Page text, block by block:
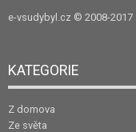
e-vsudybyl.cz © 2008-2017
KATEGORIE
Z domova
Ze světa